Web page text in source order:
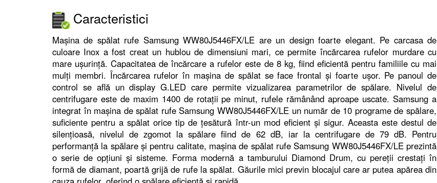
Caracteristici
Mașina de spălat rufe Samsung WW80J5446FX/LE are un design foarte elegant. Pe carcasa de
culoare Inox a fost creat un hublou de dimensiuni mari, ce permite încărcarea rufelor murdare cu
mare ușurință. Capacitatea de încărcare a rufelor este de 8 kg, fiind eficientă pentru familiile cu mai
mulți membri. Încărcarea rufelor în mașina de spălat se face frontal și foarte ușor. Pe panoul de
control se află un display G.LED care permite vizualizarea parametrilor de spălare. Nivelul de
centrifugare este de maxim 1400 de rotații pe minut, rufele rămânând aproape uscate. Samsung a
integrat în mașina de spălat rufe Samsung WW80J5446FX/LE un număr de 10 programe de spălare,
suficiente pentru a spălat orice tip de țesătură într-un mod eficient și sigur. Aceasta este destul de
silențioasă, nivelul de zgomot la spălare fiind de 62 dB, iar la centrifugare de 79 dB. Pentru
performanță la spălare și pentru calitate, mașina de spălat rufe Samsung WW80J5446FX/LE prezintă
o serie de opțiuni și sisteme. Forma modernă a tamburului Diamond Drum, cu pereții crestați în
formă de diamant, poartă grijă de rufe la spălat. Găurile mici previn blocajul care ar putea apărea din